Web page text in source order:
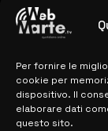
Per fornire le
cookie per
dispositivo. Il
elaborare dati
questo sito.
MAPPA DEL
> NOTIZIE